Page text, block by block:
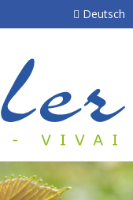
Deutsch